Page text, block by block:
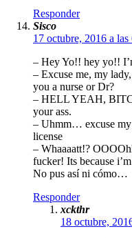
Responder
Sisco
17 octubre, 2016 a
– Hey Yo!! hey yo!!
– Excuse me, my
you a nurse or Dr?
– HELL YEAH,
your ass.
– Uhmm… excuse my
license
– Whaaaatt!?
fucker! Its because
No pus así ni cómo…
Responder
xckthr
18 octubre,